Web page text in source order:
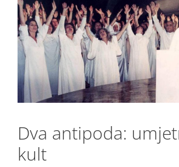
Dva antipoda:
kult